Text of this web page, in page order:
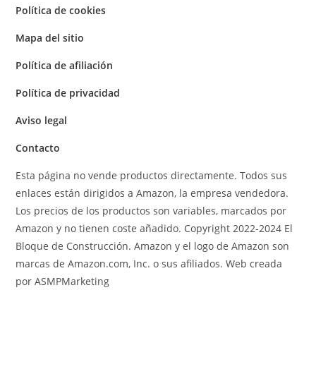
Política de cookies
Mapa del sitio
Política de afiliación
Política de privacidad
Aviso legal
Contacto
Esta página no vende productos directamente. Todos sus
enlaces están dirigidos a Amazon, la empresa vendedora.
Los precios de los productos son variables, marcados por
Amazon y no tienen coste añadido. Copyright 2022-2024 El
Bloque de Construcción. Amazon y el logo de Amazon son
marcas de Amazon.com, Inc. o sus afiliados. Web creada
por ASMPMarketing